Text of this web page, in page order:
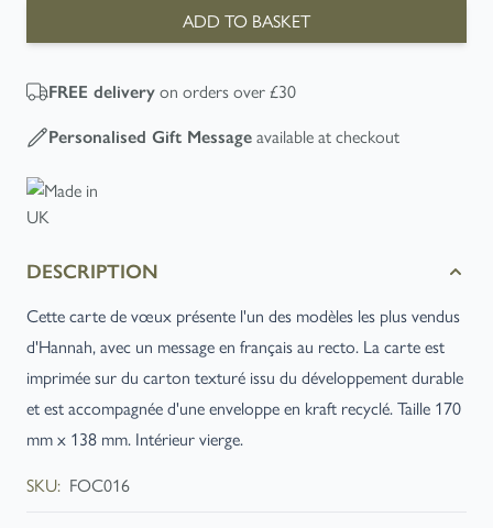
ADD TO BASKET
FREE delivery on orders over £30
Personalised Gift Message available at checkout
DESCRIPTION
Cette carte de vœux présente l'un des modèles les plus vendus
d'Hannah, avec un message en français au recto. La carte est
imprimée sur du carton texturé issu du développement durable
et est accompagnée d'une enveloppe en kraft recyclé. Taille 170
mm x 138 mm. Intérieur vierge.
SKU: FOC016